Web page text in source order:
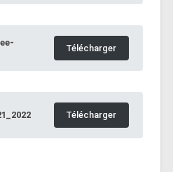
Télécharger
Télécharger